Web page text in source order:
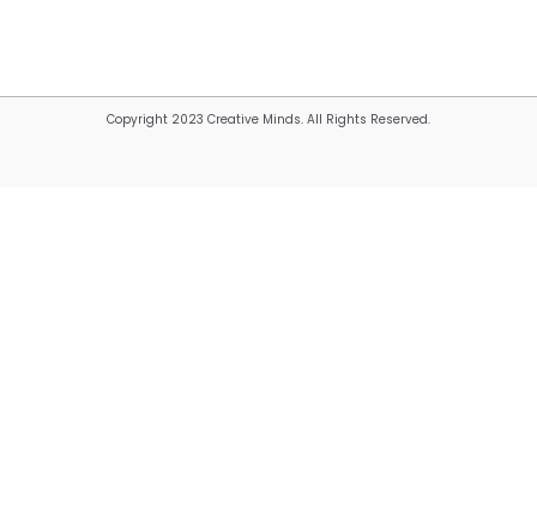
Copyright 2023 Creative Minds. All Rights Reserved.